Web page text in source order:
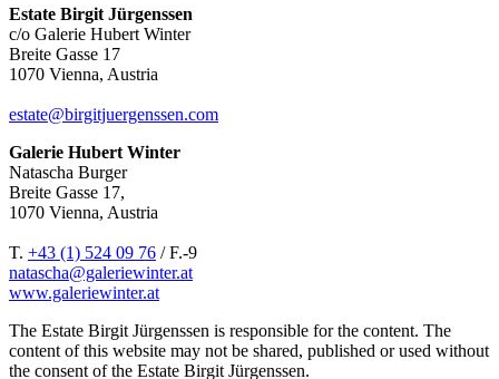
Estate Birgit Jürgenssen
c/o Galerie Hubert Winter
Breite Gasse 17
1070 Vienna, Austria
estate@birgitjuergenssen.com
Galerie Hubert Winter
Natascha Burger
Breite Gasse 17,
1070 Vienna, Austria
T. +43 (1) 524 09 76 / F.-9
natascha@galeriewinter.at
www.galeriewinter.at
The Estate Birgit Jürgenssen is responsible for the content. The
content of this website may not be shared, published or used without
the consent of the Estate Birgit Jürgenssen.